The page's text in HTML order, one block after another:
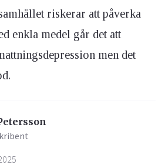
riskerar att påverka
enkla medel går det att
men det